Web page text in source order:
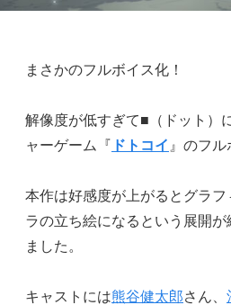
まさかのフルボイス化！
解像度が低すぎて■（ドット）
ャーゲーム『 ドトコイ 』のフル
本作は好感度が上がるとグラ
ラの立ち絵になるという展開
ました。
キャストには熊谷健太郎さん、